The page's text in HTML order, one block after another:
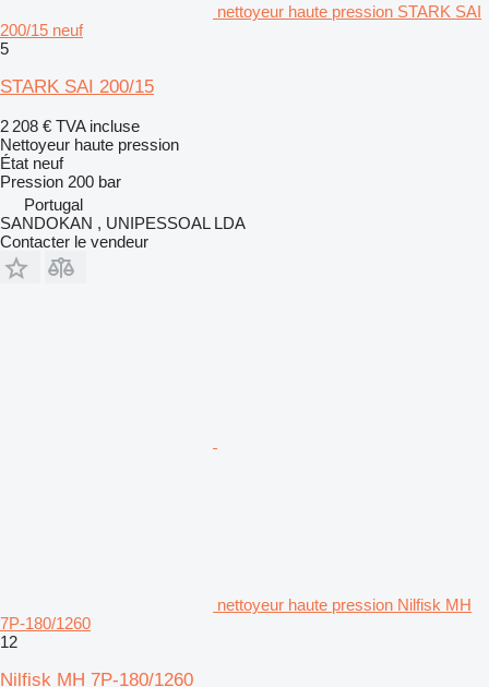
nettoyeur haute pression STARK SAI
200/15 neuf
5
STARK SAI 200/15
2 208 € TVA incluse
Nettoyeur haute pression
État neuf
Pression 200 bar
Portugal
SANDOKAN , UNIPESSOAL LDA
Contacter le vendeur
nettoyeur haute pression Nilfisk MH
7P-180/1260
12
Nilfisk MH 7P-180/1260